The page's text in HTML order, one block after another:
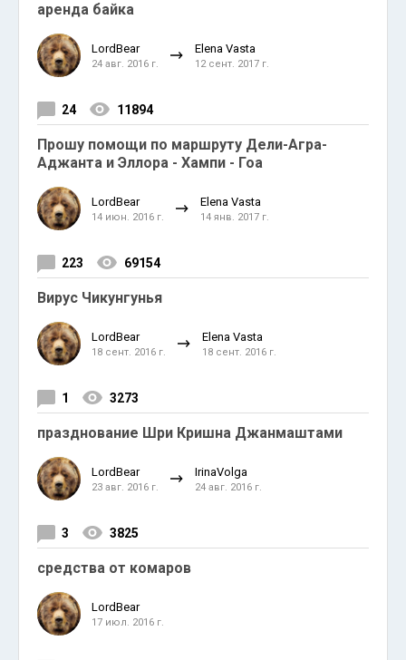
аренда байка
LordBear
24 авг. 2016 г.
Elena Vasta
12 сент. 2017 г.
24 11894
Прошу помощи по маршруту Дели-Агра-
Аджанта и Эллора - Хампи - Гоа
LordBear
14 июн. 2016 г.
Elena Vasta
14 янв. 2017 г.
223 69154
Вирус Чикунгунья
LordBear
18 сент. 2016 г.
Elena Vasta
18 сент. 2016 г.
1 3273
празднование Шри Кришна Джанмаштами
LordBear
23 авг. 2016 г.
IrinaVolga
24 авг. 2016 г.
3 3825
средства от комаров
LordBear
17 июл. 2016 г.